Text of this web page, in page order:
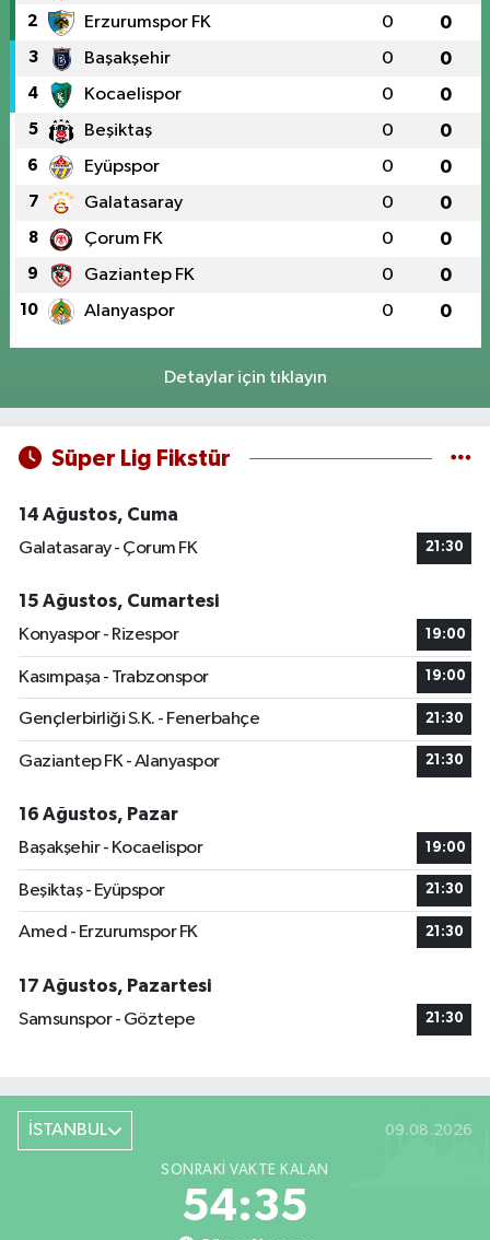
2 Erzurumspor FK 0 0
3 Başakşehir 0 0
4 Kocaelispor 0 0
5 Beşiktaş 0 0
6 Eyüpspor 0 0
7 Galatasaray 0 0
8 Çorum FK 0 0
9 Gaziantep FK 0 0
10 Alanyaspor 0 0
Detaylar için tıklayın
Süper Lig Fikstür
14 Ağustos, Cuma
Galatasaray - Çorum FK
21:30
15 Ağustos, Cumartesi
Konyaspor - Rizespor
19:00
Kasımpaşa - Trabzonspor 19:00
Gençlerbirliği S.K. - Fenerbahçe 21:30
Gaziantep FK - Alanyaspor 21:30
16 Ağustos, Pazar
Başakşehir - Kocaelispor
19:00
Beşiktaş - Eyüpspor 21:30
Amed - Erzurumspor FK 21:30
17 Ağustos, Pazartesi
Samsunspor - Göztepe
21:30
İSTANBUL 09.08.2026
SONRAKI VAKTE KALAN
54:35